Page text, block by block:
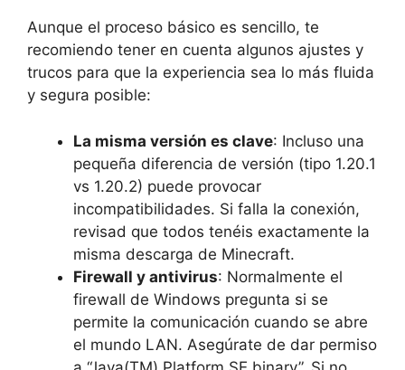
Aunque el proceso básico es sencillo, te
recomiendo tener en cuenta algunos ajustes y
trucos para que la experiencia sea lo más fluida
y segura posible:
La misma versión es clave: Incluso una
pequeña diferencia de versión (tipo 1.20.1
vs 1.20.2) puede provocar
incompatibilidades. Si falla la conexión,
revisad que todos tenéis exactamente la
misma descarga de Minecraft.
Firewall y antivirus: Normalmente el
firewall de Windows pregunta si se
permite la comunicación cuando se abre
el mundo LAN. Asegúrate de dar permiso